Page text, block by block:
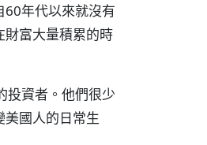
60年代以來就沒有
財富大量積累的時
投資者。他們很少
國人的日常生